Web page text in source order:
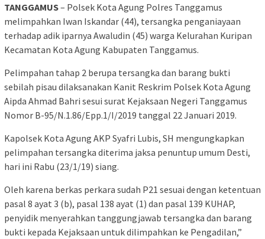
TANGGAMUS– Polsek Kota Agung Polres Tanggamus
melimpahkan Iwan Iskandar (44), tersangka penganiayaan
terhadap adik iparnya Awaludin (45) warga Kelurahan Kuripan
Kecamatan Kota Agung Kabupaten Tanggamus.
Pelimpahan tahap 2 berupa tersangka dan barang bukti
sebilah pisau dilaksanakan Kanit Reskrim Polsek Kota Agung
Aipda Ahmad Bahri sesui surat Kejaksaan Negeri Tanggamus
Nomor B-95/N.1.86/Epp.1/I/2019 tanggal 22 Januari 2019.
Kapolsek Kota Agung AKP Syafri Lubis, SH mengungkapkan
pelimpahan tersangka diterima jaksa penuntup umum Desti,
hari ini Rabu (23/1/19) siang.
Oleh karena berkas perkara sudah P21 sesuai dengan ketentuan
pasal 8 ayat 3 (b), pasal 138 ayat (1) dan pasal 139 KUHAP,
penyidik menyerahkan tanggungjawab tersangka dan barang
bukti kepada Kejaksaan untuk dilimpahkan ke Pengadilan,”